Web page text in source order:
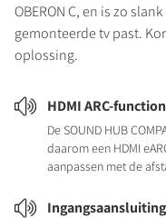
OBERON C, en is zo
gemonteerde tv past.
oplossing.
HDMI ARC-
De SOUND HUB
daarom een HDMI
aanpassen met de